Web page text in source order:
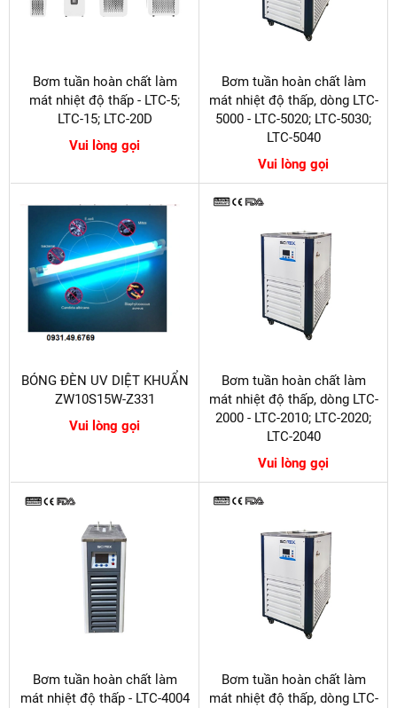
Bơm tuần hoàn chất làm
mát nhiệt độ thấp - LTC-5;
LTC-15; LTC-20D
Vui lòng gọi
Bơm tuần hoàn chất làm
mát nhiệt độ thấp, dòng LTC-
5000 - LTC-5020; LTC-5030;
LTC-5040
Vui lòng gọi
BÓNG ĐÈN UV DIỆT KHUẨN
ZW10S15W-Z331
Vui lòng gọi
Bơm tuần hoàn chất làm
mát nhiệt độ thấp, dòng LTC-
2000 - LTC-2010; LTC-2020;
LTC-2040
Vui lòng gọi
Bơm tuần hoàn chất làm
mát nhiệt độ thấp - LTC-4004
Bơm tuần hoàn chất làm
mát nhiệt độ thấp, dòng LTC-